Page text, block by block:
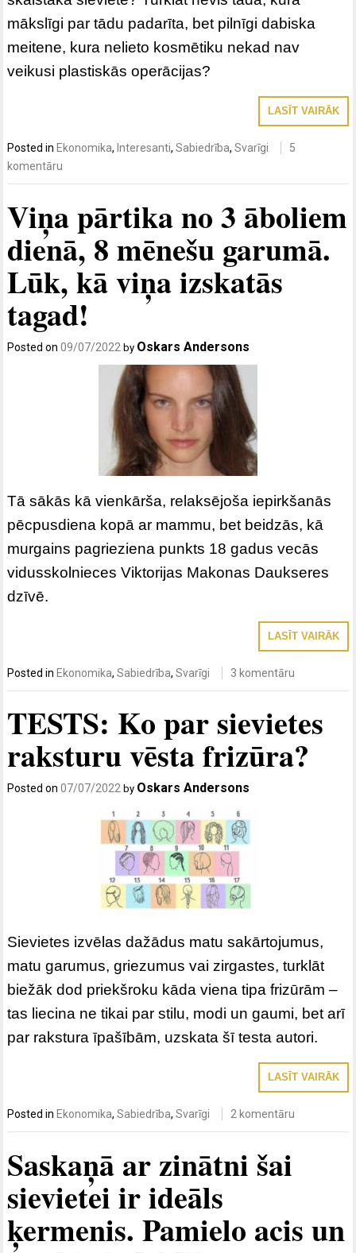
mākslīgi par tādu padarīta, bet pilnīgi dabiska
meitene, kura nelieto kosmētiku nekad nav
veikusi plastiskās operācijas?
LASĪT VAIRĀK
Posted in Ekonomika, Interesanti,Sabiedrība,Svarīgi
5
komentāru
Viņa pārtika no 3 āboliem
dienā, 8 mēnešu garumā.
Lūk, kā viņa izskatās
tagad!
Posted on09/07/2022 by Oskars Andersons
Tā sākās kā vienkārša, relaksējoša iepirkšanās
pēcpusdiena kopā ar mammu, bet beidzās, kā
murgains pagrieziena punkts 18 gadus vecās
vidusskolnieces Viktorijas Makonas Daukseres
dzīvē.
LASĪT VAIRĀK
Posted in Ekonomika,Sabiedrība,Svarīgi 3 komentāru
TESTS: Ko par sievietes
raksturu vēsta frizūra?
Posted on07/07/2022 by Oskars Andersons
Sievietes izvēlas dažādus matu sakārtojumus,
matu garumus, griezumus vai zirgastes, turklāt
biežāk dod priekšroku kāda viena tipa frizūrām –
tas liecina ne tikai par stilu, modi un gaumi, bet arī
par rakstura īpašībām, uzskata šī testa autori.
LASĪT VAIRĀK
Posted in Ekonomika,Sabiedrība,Svarīgi 2 komentāru
Saskaņā ar zinātni šai
sievietei ir ideāls
ķermenis. Pamielo acis un